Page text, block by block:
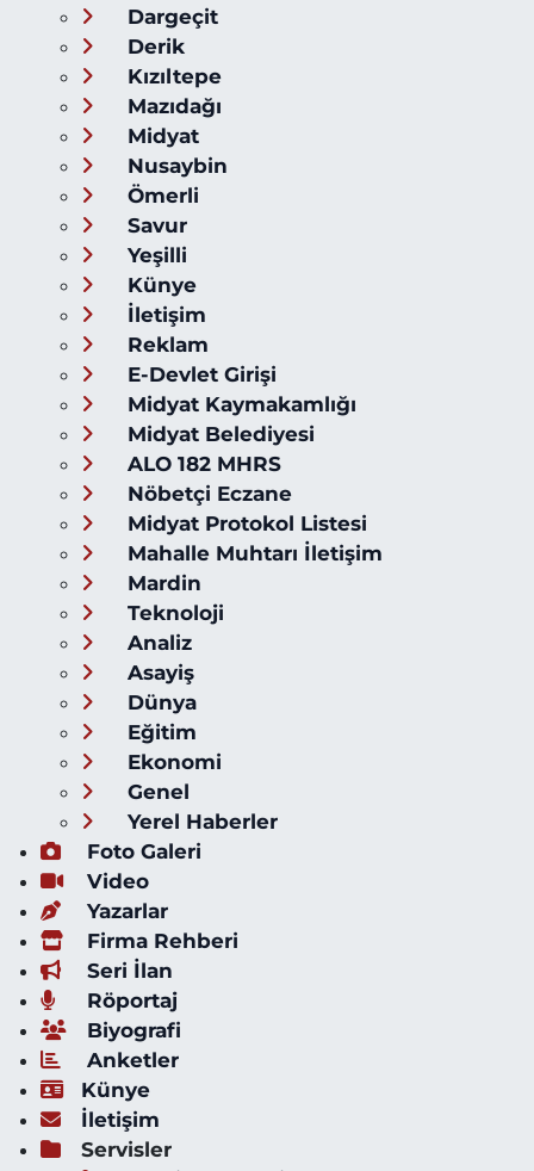
Dargeçit
Derik
Kızıltepe
Mazıdağı
Midyat
Nusaybin
Ömerli
Savur
Yeşilli
Künye
İletişim
Reklam
E-Devlet Girişi
Midyat Kaymakamlığı
Midyat Belediyesi
ALO 182 MHRS
Nöbetçi Eczane
Midyat Protokol Listesi
Mahalle Muhtarı İletişim
Mardin
Teknoloji
Analiz
Asayiş
Dünya
Eğitim
Ekonomi
Genel
Yerel Haberler
Foto Galeri
Video
Yazarlar
Firma Rehberi
Seri İlan
Röportaj
Biyografi
Anketler
Künye
İletişim
Servisler